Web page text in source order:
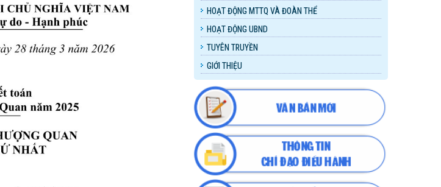
HOẠT ĐỘNG MTTQ VÀ ĐOÀN THỂ
HOẠT ĐỘNG UBND
TUYÊN TRUYỀN
GIỚI THIỆU